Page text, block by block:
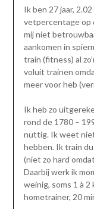
Ik ben 27 jaar,
vetpercentage op
mij niet
aankomen in
train (fitness) al
voluit trainen
meer voor heb
Ik heb zo
rond de 1780 –
nuttig. Ik weet
hebben. Ik train
(niet zo hard
Daarbij werk ik
weinig, soms 1 à
hometrainer, 20